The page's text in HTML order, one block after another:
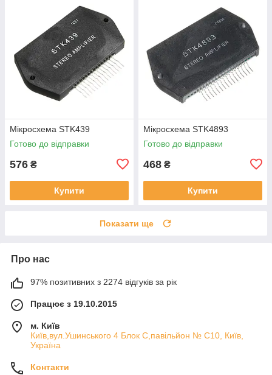
Мікросхема STK439
Готово до відправки
576 ₴
Купити
Мікросхема STK4893
Готово до відправки
468 ₴
Купити
Показати ще
Про нас
97% позитивних з 2274 відгуків за рік
Працює з 19.10.2015
м. Київ
Київ,вул.Ушинського 4 Блок С,павільйон № С10, Київ,
Україна
Контакти